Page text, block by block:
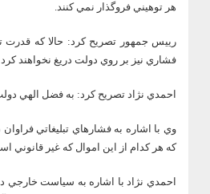
هر توهيني فروگذار نمي کنند.
رييس جمهور تصريح کرد: حالا که قدرت
فشاري نيز بر روي دولت دريغ نخواهند
احمدي نژاد تصريح کرد: به فضل الهي
وي با اشاره به فشارهاي تبليغاتي
که هر کدام از اين اموال که غير قانوني
احمدي نژاد با اشاره به سياست